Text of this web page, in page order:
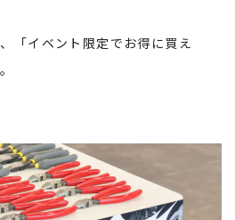
「イベント限定でお得に買え